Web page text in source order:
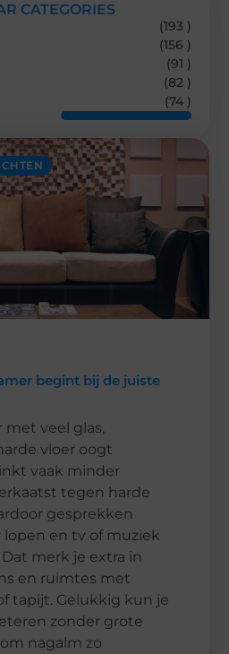
begint bij de juiste
met veel glas,
vloer oogt
vaak minder
tegen harde
gesprekken
lopen en tv of muziek
merk je extra in
en ruimtes met
tapijt. Gelukkig kun je
zonder grote
nagalm zo
CATEGORIES
(193 )
(156 )
(91 )
(82 )
(74 )